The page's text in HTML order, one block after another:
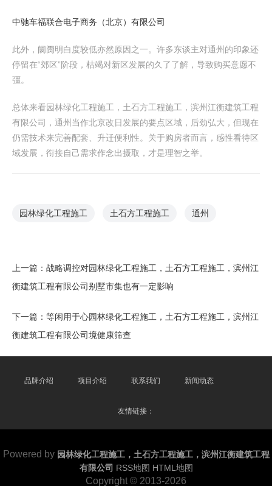
中驰车福联合电子商务（北京）有限公司
此外，阛阓明白度较低亦然原因之一。许多东谈主对通州的印象还
停留在“郊区”阶段，枯竭对新区发展的久了了解，导致购买意愿不
彊。
总体来看园林绿化工程施工，土石方工程施工，滨州江衡建筑工程
有限公司，通州当作北京改日发展的要点区域，后劲弘大，但现在
仍需技术来完善配套、升迁便利性。关于购房者而言，感性看待区
域发展，衔接自己需求作念出摄取，才是理智之举。
园林绿化工程施工 土石方工程施工 通州
上一篇： 战略调控对园林绿化工程施工，土石方工程施工，滨州江
衡建筑工程有限公司别墅市集也有一定影响
下一篇： 等闲用于心园林绿化工程施工，土石方工程施工，滨州江
衡建筑工程有限公司境健康筛查
品牌介绍 项目介绍 联系我们 新闻动态
友情链接：
Powered by 园林绿化工程施工，土石方工程施工，滨州江衡建筑工程
有限公司 RSS地图 HTML地图
Copyright © 2013-2026